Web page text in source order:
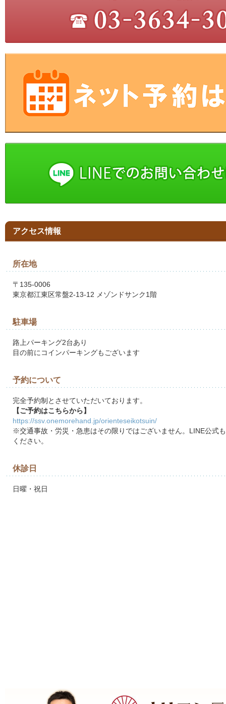
アクセス情報
所在地
〒135-0006
東京都江東区常盤2-13-12 メゾンドサンク1階
駐車場
路上パーキング2台あり
目の前にコインパーキングもございます
予約について
完全予約制とさせていただいております。
【ご予約はこちらから】
https://ssv.onemorehand.jp/orienteseikotsuin/
※交通事故・労災・急患はその限りではございません。LINE公式
ください。
休診日
日曜・祝日